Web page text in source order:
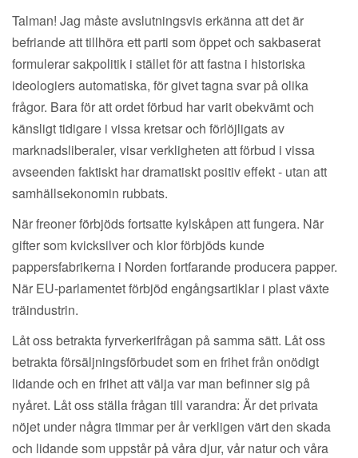
Talman! Jag måste avslutningsvis erkänna att det är
befriande att tillhöra ett parti som öppet och sakbaserat
formulerar sakpolitik i stället för att fastna i historiska
ideologiers automatiska, för givet tagna svar på olika
frågor. Bara för att ordet förbud har varit obekvämt och
känsligt tidigare i vissa kretsar och förlöjligats av
marknadsliberaler, visar verkligheten att förbud i vissa
avseenden faktiskt har dramatiskt positiv effekt - utan att
samhällsekonomin rubbats.
När freoner förbjöds fortsatte kylskåpen att fungera. När
gifter som kvicksilver och klor förbjöds kunde
pappersfabrikerna i Norden fortfarande producera papper.
När EU-parlamentet förbjöd engångsartiklar i plast växte
träindustrin.
Låt oss betrakta fyrverkerifrågan på samma sätt. Låt oss
betrakta försäljningsförbudet som en frihet från onödigt
lidande och en frihet att välja var man befinner sig på
nyåret. Låt oss ställa frågan till varandra: Är det privata
nöjet under några timmar per år verkligen värt den skada
och lidande som uppstår på våra djur, vår natur och våra